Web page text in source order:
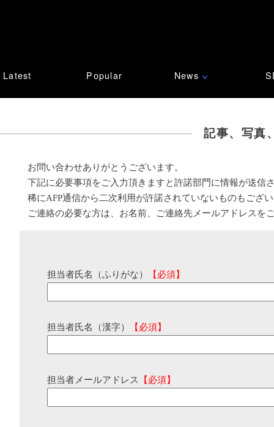
Latest Popular News ∨
記事、写真
お問い合わせありがとうございます。
下記に必要事項をご入力頂きますと許諾部門に情報が送信
稀にAFP通信から二次利用が許諾されていないものもござ
ご連絡の必要な方は、お名前、ご連絡先メールアドレスを
担当者氏名（ふりがな） 【必須】
担当者氏名（漢字） 【必須】
担当者メールアドレス 【必須】